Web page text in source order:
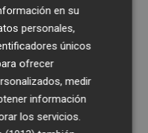
la cartelera en agosto:
una nueva entrega de
en su
personales,
únicos
ofrecer
medir
información
los servicios.